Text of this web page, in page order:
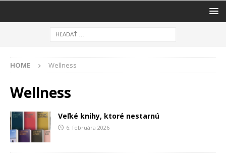
HOME Wellness
Wellness
Veľké knihy, ktoré nestarnú
6. februára 2026